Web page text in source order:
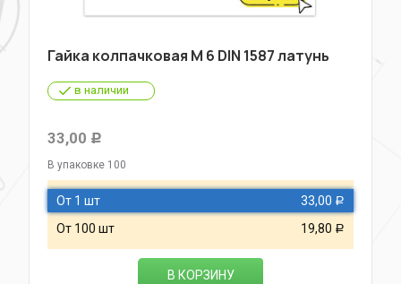
Гайка колпачковая М 6 DIN 1587 латунь
в наличии
33,00 Р
В упаковке 100
От 1 шт 33,00 Р
От 100 шт 19,80 Р
В КОРЗИНУ